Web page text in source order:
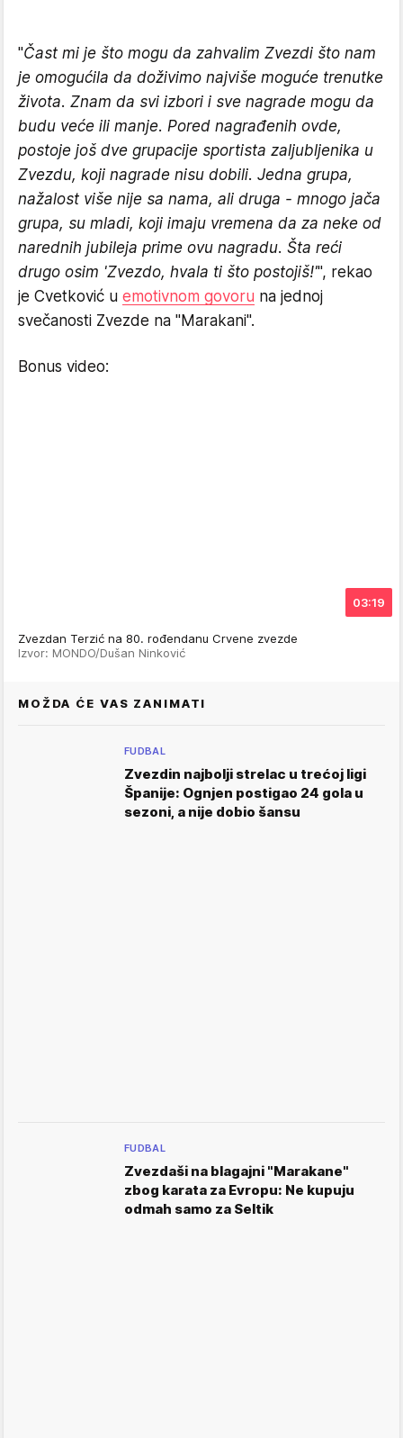
"Čast mi je što mogu da zahvalim Zvezdi što nam
je omogućila da doživimo najviše moguće trenutke
života. Znam da svi izbori i sve nagrade mogu da
budu veće ili manje. Pored nagrađenih ovde,
postoje još dve grupacije sportista zaljubljenika u
Zvezdu, koji nagrade nisu dobili. Jedna grupa,
nažalost više nije sa nama, ali druga - mnogo jača
grupa, su mladi, koji imaju vremena da za neke od
narednih jubileja prime ovu nagradu. Šta reći
drugo osim 'Zvezdo, hvala ti što postojiš!'", rekao
je Cvetković u emotivnom govoru na jednoj
svečanosti Zvezde na "Marakani".
Bonus video:
03:19
Zvezdan Terzić na 80. rođendanu Crvene zvezde
Izvor: MONDO/Dušan Ninković
MOŽDA ĆE VAS ZANIMATI
FUDBAL
Zvezdin najbolji strelac u trećoj ligi
Španije: Ognjen postigao 24 gola u
sezoni, a nije dobio šansu
FUDBAL
Zvezdaši na blagajni "Marakane"
zbog karata za Evropu: Ne kupuju
odmah samo za Seltik